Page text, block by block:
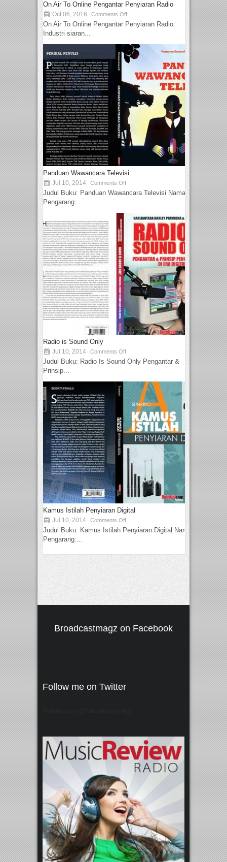
On Air To Online Pengantar Penyiaran Radio
Oct 06, 2016 Comments Off
On Air To Online Pengantar Penyiaran Radio
Industri siaran...
Panduan Wawancara Televisi
Jul 10, 2014 Comments Off
Judul Buku: Panduan Wawancara Televisi Nama
Pengarang:...
Radio is Sound Only
Jul 10, 2014 Comments Off
Judul Buku: Radio Is Sound Only Pengantar &
Prinsip...
Kamus Istilah Penyiaran Digital
Jul 10, 2014 Comments Off
Judul Buku: Kamus Istilah Penyiaran Digital Nama
Pengarang:...
Broadcastmagz on Facebook
Follow me on Twitter